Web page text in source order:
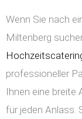
Wenn Sie nach
Miltenberg
professioneller
Ihnen eine breite
für jeden Anlass.